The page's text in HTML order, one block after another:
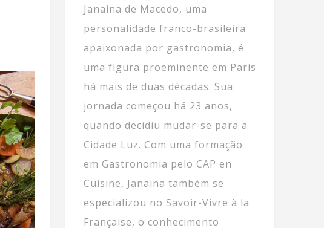
Janaina de Macedo, uma
personalidade franco-brasileira
apaixonada por gastronomia, é
uma figura proeminente em Paris
há mais de duas décadas. Sua
jornada começou há 23 anos,
quando decidiu mudar-se para a
Cidade Luz. Com uma formação
em Gastronomia pelo CAP en
Cuisine, Janaina também se
especializou no Savoir-Vivre à la
Française, o conhecimento